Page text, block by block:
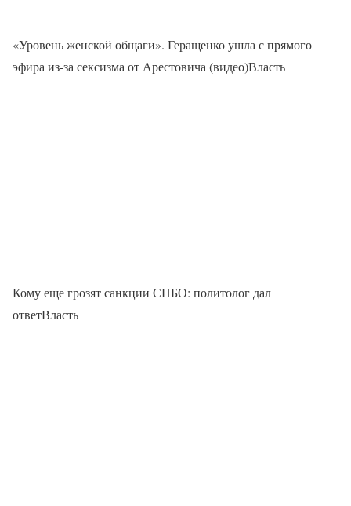
«Уровень женской общаги». Геращенко ушла с прямого
эфира из-за сексизма от Арестовича (видео)Власть
Кому еще грозят санкции СНБО: политолог дал
ответВласть